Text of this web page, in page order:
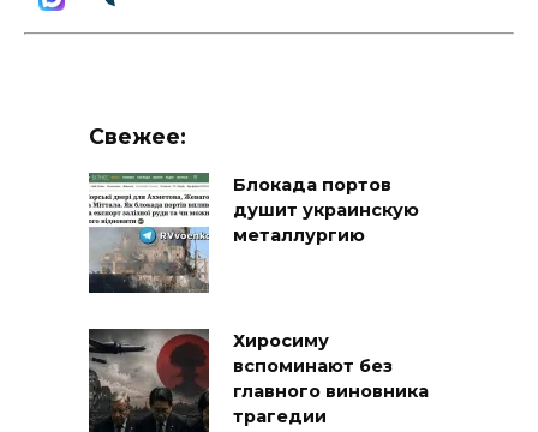
Свежее:
Блокада портов
душит украинскую
металлургию
Хиросиму
вспоминают без
главного виновника
трагедии